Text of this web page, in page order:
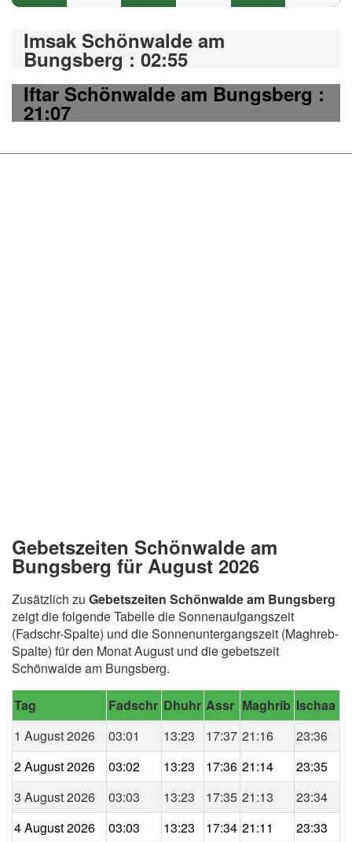
Imsak Schönwalde am
Bungsberg : 02:55
Iftar Schönwalde am Bungsberg :
21:07
Gebetszeiten Schönwalde am
Bungsberg für August 2026
Zusätzlich zu Gebetszeiten Schönwalde am Bungsberg
zeigt die folgende Tabelle die Sonnenaufgangszeit
(Fadschr-Spalte) und die Sonnenuntergangszeit (Maghreb-
Spalte) für den Monat August und die gebetszeit
Schönwalde am Bungsberg.
Tag Fadschr Dhuhr Assr Maghrib Ischaa
1 August 2026
03:01 13:23 17:37 21:16
23:36
2 August 2026
03:02 13:23 17:36 21:14
23:35
3 August 2026
03:03 13:23 17:35 21:13
23:34
4 August 2026
03:03 13:23 17:34 21:11
23:33